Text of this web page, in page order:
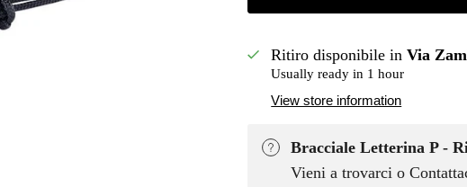
Ritiro disponibile inVia
Usually ready in 1 hour
View store information
Bracciale Letterina P -
Vieni a trovarci o